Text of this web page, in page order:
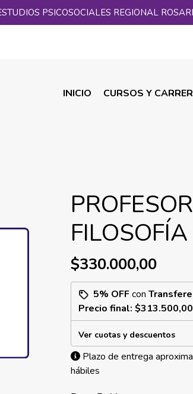
PSICOSOCIALES REGIONAL
INICIO CURSOS Y
$330.000,00
5% OFFcon
Precio final: $313.500,00
Ver cuotas y descuentos
Plazo de entrega
hábiles